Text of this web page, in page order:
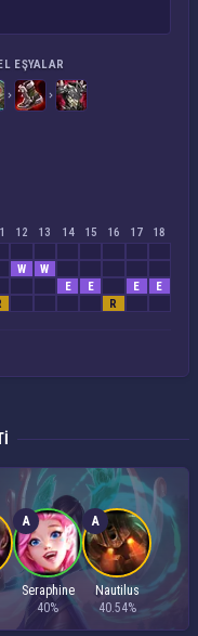
EŞYALAR
12 13 14 15 16 17
18
W
W
E E E
E
R
A
Seraphine
40%
A
Nautilus
40.54%